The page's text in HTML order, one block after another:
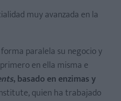
muy avanzada en la
paralela su negocio y
en ella misma e
, basado en enzimas y
quien ha trabajado